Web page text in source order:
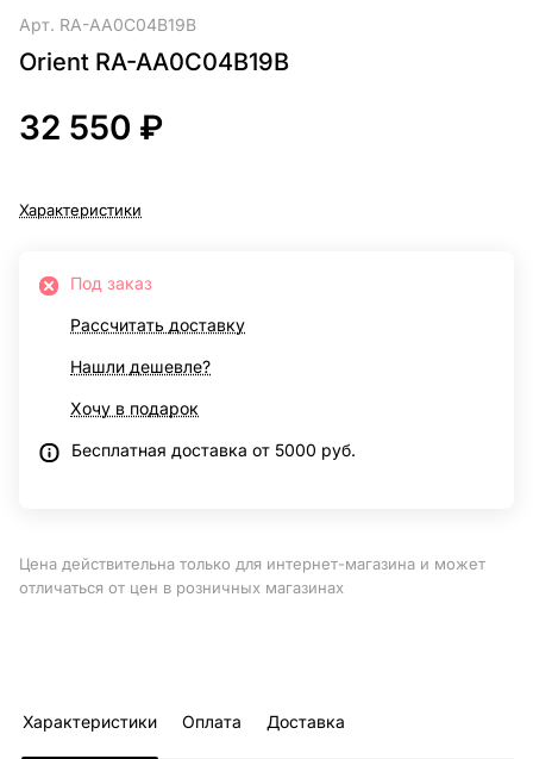
Арт. RA-AA0C04B19B
Orient RA-AA0C04B19B
32 550 ₽
Характеристики
Под заказ
Рассчитать доставку
Нашли дешевле?
Хочу в подарок
Бесплатная доставка от 5000 руб.
Цена действительна только для интернет-магазина и может
отличаться от цен в розничных магазинах
Характеристики Оплата Доставка